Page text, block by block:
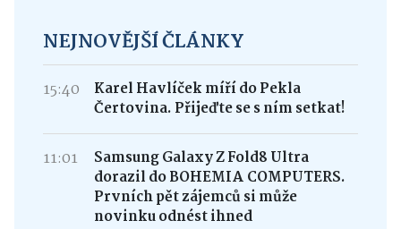
NEJNOVĚJŠÍ ČLÁNKY
15:40
Karel Havlíček míří do Pekla
Čertovina. Přijeďte se s ním setkat!
11:01
Samsung Galaxy Z Fold8 Ultra
dorazil do BOHEMIA COMPUTERS.
Prvních pět zájemců si může
novinku odnést ihned